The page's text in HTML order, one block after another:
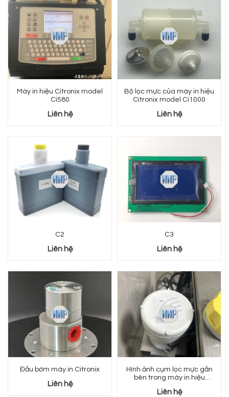
Máy in hiệu Citronix model
Ci580
Liên hệ
Bộ lọc mực của máy in hiệu
Citronix model Ci1000
Liên hệ
C2
Liên hệ
C3
Liên hệ
Đầu bơm máy in Citronix
Liên hệ
Hình ảnh cụm lọc mực gắn
bên trong máy in hiệu
Liên hệ